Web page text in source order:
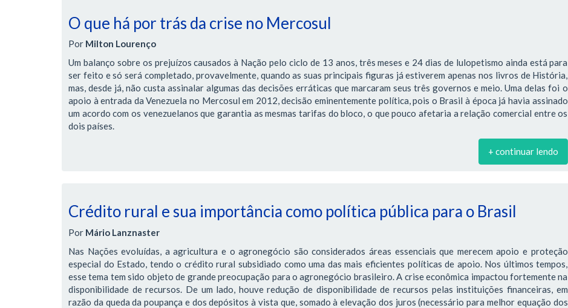
O que há por trás da crise no Mercosul
Por Milton Lourenço
Um balanço sobre os prejuízos causados à Nação pelo ciclo de 13 anos, três meses e 24 dias de lulopetismo ainda está para
ser feito e só será completado, provavelmente, quando as suas principais figuras já estiverem apenas nos livros de História,
mas, desde já, não custa assinalar algumas das decisões erráticas que marcaram seus três governos e meio. Uma delas foi o
apoio à entrada da Venezuela no Mercosul em 2012, decisão eminentemente política, pois o Brasil à época já havia assinado
um acordo com os venezuelanos que garantia as mesmas tarifas do bloco, o que pouco afetaria a relação comercial entre os
dois países.
+ continuar lendo
Crédito rural e sua importância como política pública para o Brasil
Por Mário Lanznaster
Nas Nações evoluídas, a agricultura e o agronegócio são considerados áreas essenciais que merecem apoio e proteção
especial do Estado, tendo o crédito rural subsidiado como uma das mais eficientes políticas de apoio. Nos últimos tempos,
esse tema tem sido objeto de grande preocupação para o agronegócio brasileiro. A crise econômica impactou fortemente na
disponibilidade de recursos. De um lado, houve redução de disponibilidade de recursos pelas instituições financeiras, em
razão da queda da poupança e dos depósitos à vista que, somado à elevação dos juros (necessário para melhor equação dos